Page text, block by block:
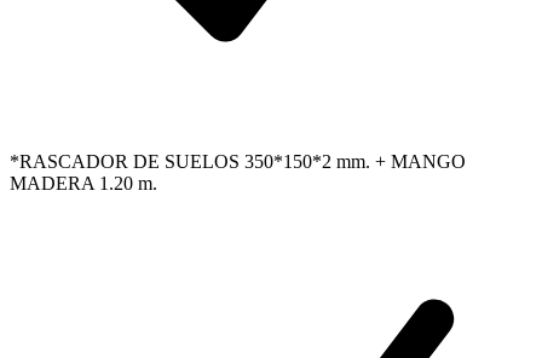
*RASCADOR DE SUELOS 350*150*2 mm. + MANGO
MADERA 1.20 m.